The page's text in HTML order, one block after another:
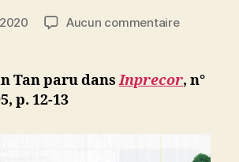
de
N
ji
Aucun commentairesur
Turquie.
Tan paru dansInprecor, n°
p. 12-13